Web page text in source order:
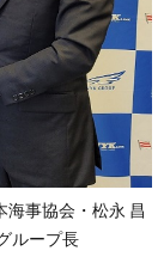
事協会・松永 昌
ループ長